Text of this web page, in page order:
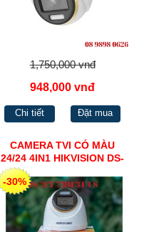
1,750,000 vnđ
948,000 vnđ
Chi tiết Đặt mua
CAMERA TVI CÓ MÀU
24/24 4IN1 HIKVISION DS-
2CE72DF3T-FS
-30%